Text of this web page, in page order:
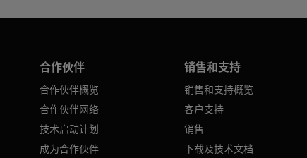
合作伙伴
合作伙伴概览
合作伙伴网络
技术启动计划
成为合作伙伴
销售和支持
销售和支持概览
客户支持
销售
下载及技术文档